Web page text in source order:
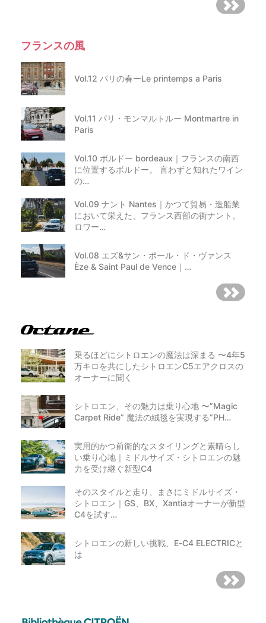
フランスの風
Vol.12 パリの春ーLe printemps a Paris
Vol.11 パリ・モンマルトルー Montmartre in
Paris
Vol.10 ボルドー bordeaux｜フランスの南西
に位置するボルドー。 言わずと知れたワイン
の…
Vol.09 ナント Nantes｜かつて貿易・造船業
において栄えた、フランス西部の街ナント。
ロワー…
Vol.08 エズ&サン・ポール・ド・ヴァンス
Èze & Saint Paul de Vence｜…
乗るほどにシトロエンの魔法は深まる 〜4年5
万キロを共にしたシトロエンC5エアクロスの
オーナーに聞く
シトロエン、その魅力は乗り心地 〜”Magic
Carpet Ride” 魔法の絨毯を実現する”PH…
実用的かつ前衛的なスタイリングと素晴らし
い乗り心地｜ミドルサイズ・シトロエンの魅
力を受け継ぐ新型C4
そのスタイルと走り、まさにミドルサイズ・
シトロエン｜GS、BX、Xantiaオーナーが新型
C4を試す…
シトロエンの新しい挑戦、E-C4 ELECTRICと
は